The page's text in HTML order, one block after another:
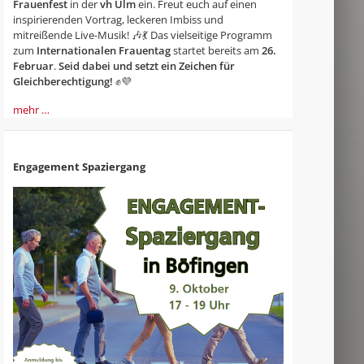
Frauenfestin dervh Ulmein. Freut euch auf einen
inspirierenden Vortrag, leckeren Imbiss und
mitreißende Live-Musik! 🎶💃 Das vielseitige Programm
zum Internationalen Frauentagstartet bereits am 26.
Februar.Seid dabei und setzt ein Zeichen für
Gleichberechtigung! ✊💜
mehr …
Engagement Spaziergang